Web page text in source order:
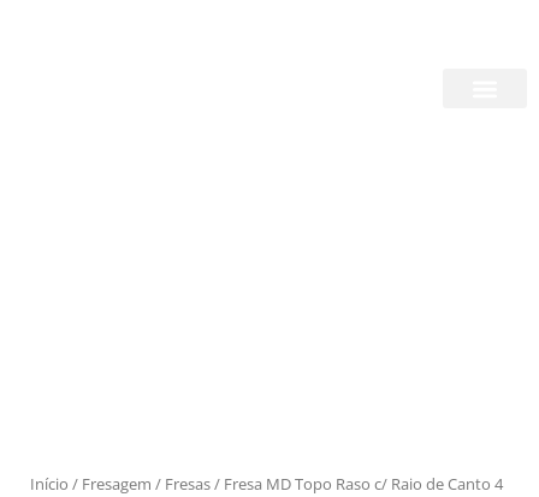
Início / Fresagem / Fresas/ Fresa MD Topo Raso c/ Raio de Canto 4